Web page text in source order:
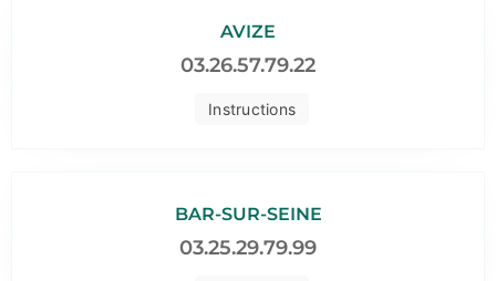
Instructions
AVIZE
03.26.57.79.22
BAR-SUR-SEINE
03.25.29.79.99